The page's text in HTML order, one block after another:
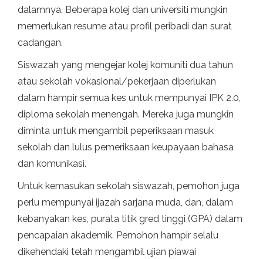
dalamnya. Beberapa kolej dan universiti mungkin
memerlukan resume atau profil peribadi dan surat
cadangan.
Siswazah yang mengejar kolej komuniti dua tahun
atau sekolah vokasional/pekerjaan diperlukan
dalam hampir semua kes untuk mempunyai IPK 2.0,
diploma sekolah menengah. Mereka juga mungkin
diminta untuk mengambil peperiksaan masuk
sekolah dan lulus pemeriksaan keupayaan bahasa
dan komunikasi.
Untuk kemasukan sekolah siswazah, pemohon juga
perlu mempunyai ijazah sarjana muda, dan, dalam
kebanyakan kes, purata titik gred tinggi (GPA) dalam
pencapaian akademik. Pemohon hampir selalu
dikehendaki telah mengambil ujian piawai